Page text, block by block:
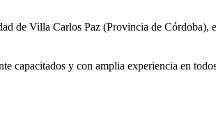
de Villa Carlos Paz (Provincia de Córdoba),
capacitados y con amplia experiencia en